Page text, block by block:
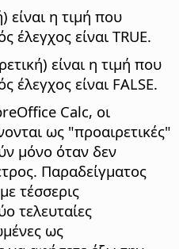
είναι η τιμή που
έλεγχος είναι TRUE.
είναι η τιμή που
έλεγχος είναι FALSE.
Calc, οι
ως "προαιρετικές"
μόνο όταν δεν
Παραδείγματος
τέσσερις
τελευταίες
ως